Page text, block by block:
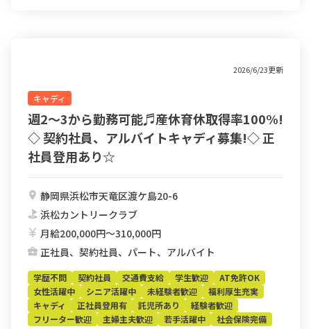
2026/6/23更新
キャディ
週2～3から勤務可能♬産休育休取得率100%!
◇ 契約社員、アルバイトキャディ募集!◇ 正
社員登用あり☆
静岡県浜松市天竜区渡ケ島20-6
浜松カントリークラブ
月給200,000円〜310,000円
正社員、契約社員、パート、アルバイト
学歴不問 契約社員 交通費支給 学生歓迎
AT免許OK
女性活躍中
シニア活躍中 未経験者歓迎
福利厚生充実
キャディ
正社員登用有 託児所あり
経験者歓迎
フリーター歓迎
主婦主夫歓迎 若手活躍中 社会保険完備